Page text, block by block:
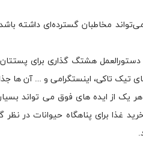
مخاطبان گسترده‌ای داشته
هشتگ گذاری برای پستتان
تیک تاکی، اینستگرامی و … آن ها
یک از ایده های فوق می تواند
غذا برای پناهگاه حیوانات در نظر